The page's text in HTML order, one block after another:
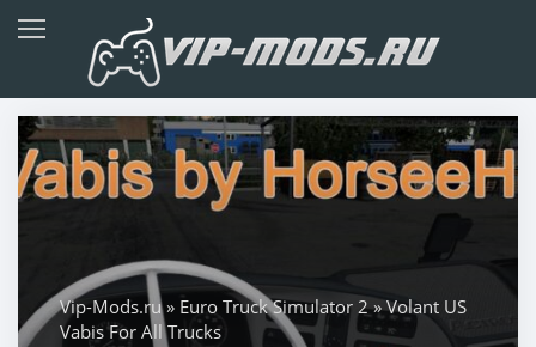
Vip-Mods.ru» Euro Truck Simulator 2» Volant US
Vabis For All Trucks